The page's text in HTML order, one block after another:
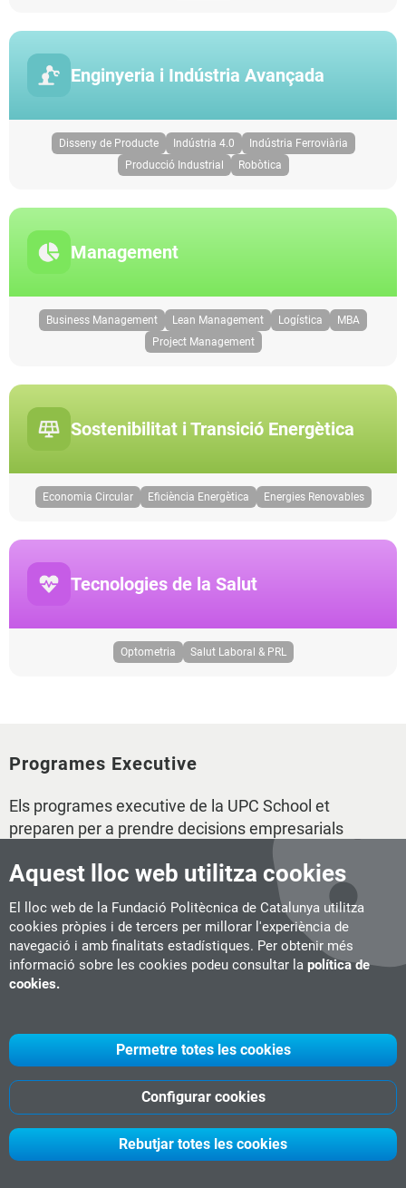
Aquest lloc web utilitza cookies
El lloc web de la Fundació Politècnica de Catalunya utilitza
cookies pròpies i de tercers per millorar l'experiència de
navegació i amb finalitats estadístiques. Per obtenir més
informació sobre les cookies podeu consultar la política de
cookies.
Rebutjar totes les cookies
Configurar cookies
Permetre totes les cookies
Enginyeria i Indústria Avançada
Disseny de Producte Indústria 4.0
Indústria Ferroviària
Producció Industrial
Robòtica
Management
Business Management Lean Management Logística
MBA
Project Management
Sostenibilitat i Transició Energètica
Economia Circular Eficiència Energètica Energies Renovables
Tecnologies de la Salut
Optometria Salut Laboral & PRL
Programes Executive
Els programes executive de la UPC School et
preparen per a prendre decisions empresarials
transformadores que demana el context canviant
d'avui dia. Adquireix noves habilitats professionals
i personals en direcció, lideratge i transformació
de negocis i empreses, unitats operatives o
startups.
Tria el teu programa!